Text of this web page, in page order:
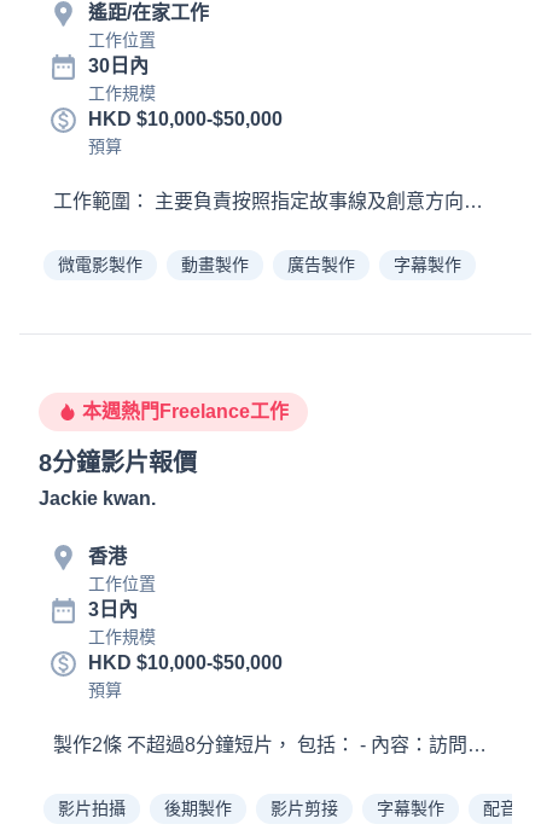
遙距/在家工作
工作位置
30日內
工作規模
HKD $10,000-$50,000
預算
微電影製作 動畫製作 廣告製作 字幕製作
本週熱門Freelance工作
8分鐘影片報價
Jackie kwan.
香港
工作位置
3日內
工作規模
HKD $10,000-$50,000
預算
影片拍攝 後期製作 影片剪接 字幕製作 配音